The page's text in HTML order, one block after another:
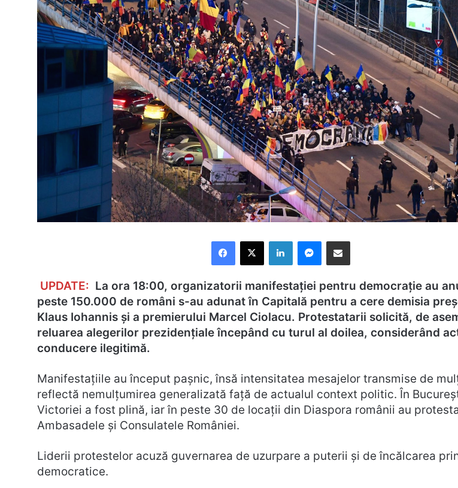
Facebook
X LinkedInMessenger
Distribuie prin mail
UPDATE: La ora 18:00, organizatorii manifestației pentru democrație au
peste 150.000 de români s-au adunat în Capitală pentru a cere demisia
Klaus Iohannis și a premierului Marcel Ciolacu. Protestatarii solicită, de
reluarea alegerilor prezidențiale începând cu turul al doilea, considerând
conducere ilegitimă.
Manifestațiile au început pașnic, însă intensitatea mesajelor transmise de
reflectă nemulțumirea generalizată față de actualul context politic. În
Victoriei a fost plină, iar în peste 30 de locații din Diaspora românii au
Ambasadele și Consulatele României.
Liderii protestelor acuză guvernarea de uzurpare a puterii și de încălcarea
democratice.